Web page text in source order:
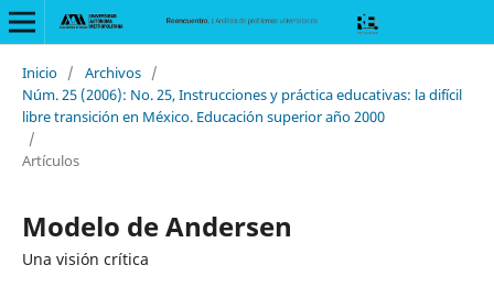
Inicio / Archivos /
Núm. 25 (2006): No. 25, Instrucciones y práctica educativas: la difícil
libre transición en México. Educación superior año 2000
/
Artículos
Modelo de Andersen
Una visión crítica